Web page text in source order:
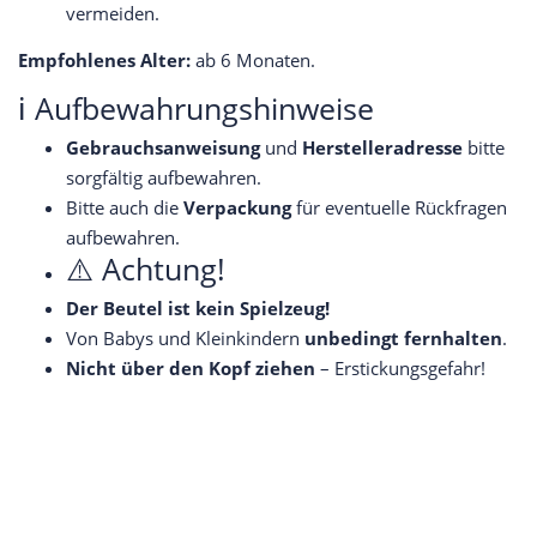
vermeiden.
Empfohlenes Alter:ab 6 Monaten.
ℹ️ Aufbewahrungshinweise
Gebrauchsanweisungund Herstelleradresse bitte
sorgfältig aufbewahren.
Bitte auch dieVerpackungfür eventuelle Rückfragen
aufbewahren.
⚠️ Achtung!
Der Beutel ist kein Spielzeug!
Von Babys und Kleinkindern unbedingt fernhalten.
Nicht über den Kopf ziehen – Erstickungsgefahr!